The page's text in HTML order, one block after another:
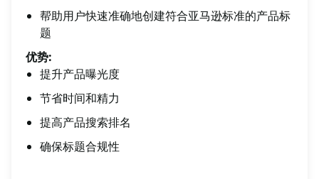
帮助用户快速准确地创建符合亚马逊标准的产品标
题
优势:
提升产品曝光度
节省时间和精力
提高产品搜索排名
确保标题合规性